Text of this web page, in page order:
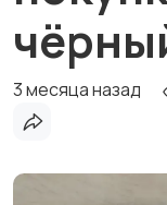
3 месяца назад